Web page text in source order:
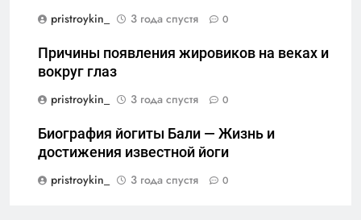
pristroykin_
3 года спустя 0
Причины появления жировиков на веках и
вокруг глаз
pristroykin_
3 года спустя 0
Биография йогиты Бали — Жизнь и
достижения известной йоги
pristroykin_
3 года спустя 0